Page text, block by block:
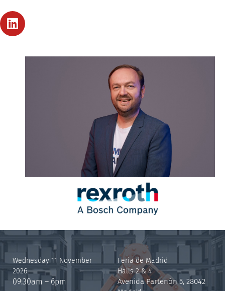
HANS MICHAEL KRAUSE
Wednesday 11 November
2026
09:30am – 6pm
Feria de Madrid
Halls 2 & 4
Avenida Partenón 5, 28042